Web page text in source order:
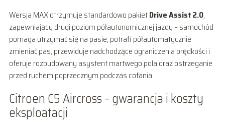
Wersja MAX otrzymuje standardowo pakietDrive Assist 2.0,
zapewniający drugi poziom półautonomicznej jazdy – samochód
pomaga utrzymać się na pasie, potrafi półautomatycznie
zmieniać pas, przewiduje nadchodzące ograniczenia prędkości i
oferuje rozbudowany asystent martwego pola oraz ostrzeganie
przed ruchem poprzecznym podczas cofania.
Citroen C5 Aircross – gwarancja i koszty
eksploatacji